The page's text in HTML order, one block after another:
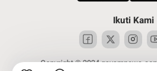
Ikuti Kami
Copyright © 2024